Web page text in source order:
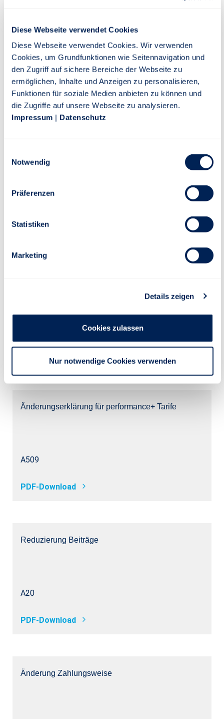
Diese Webseite verwendet Cookies
Diese Webseite verwendet Cookies. Wir verwenden
Cookies, um Grundfunktionen wie Seitennavigation und
den Zugriff auf sichere Bereiche der Webseite zu
ermöglichen, Inhalte und Anzeigen zu personalisieren,
Funktionen für soziale Medien anbieten zu können und
die Zugriffe auf unsere Webseite zu analysieren.
Impressum | Datenschutz
l
Notwendig
Präferenzen
Statistiken
Marketing
Details zeigen
Cookies zulassen
Nur notwendige Cookies verwenden
A33
PDF-Download
PDF-Download
Änderungserklärung für performance+ Tarife
A509
PDF-Download
Reduzierung Beiträge
A20
PDF-Download
Änderung Zahlungsweise